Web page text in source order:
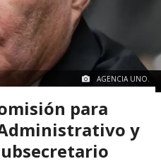
AGENCIA UNO.
para
y